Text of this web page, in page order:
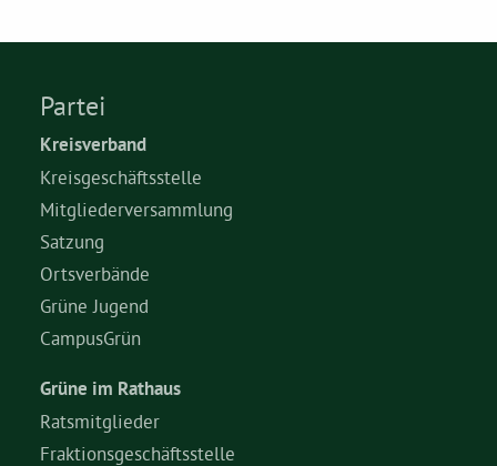
Partei
Kreisverband
Kreisgeschäftsstelle
Mitgliederversammlung
Satzung
Ortsverbände
Grüne Jugend
CampusGrün
Grüne im Rathaus
Ratsmitglieder
Fraktionsgeschäftsstelle